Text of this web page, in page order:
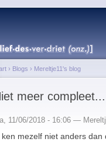
› Blogs › Mereltje11's blog
meer compleet...
11/06/2018 - 16:06 —
ken mezelf niet anders